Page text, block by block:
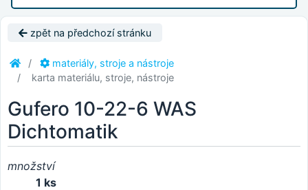
zpět na předchozí stránku
materiály, stroje a nástroje
karta materiálu, stroje, nástroje
Gufero 10-22-6 WAS
Dichtomatik
množství
1 ks